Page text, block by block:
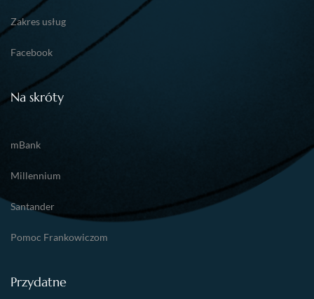
Zakres usług
Facebook
Na skróty
mBank
Millennium
Santander
Pomoc Frankowiczom
Przydatne